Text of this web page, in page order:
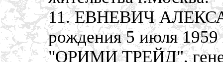
11. ЕВНЕВИЧ
рождения 5 июля
"ОРИМИ ТРЕЙД",